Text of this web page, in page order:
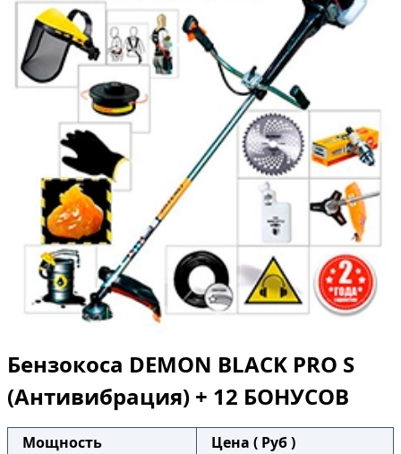
Бензокоса DEMON BLACK PRO S
(Антивибрация) + 12 БОНУСОВ
Мощность
Цена ( Руб )